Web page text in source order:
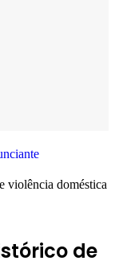
violência doméstica
de